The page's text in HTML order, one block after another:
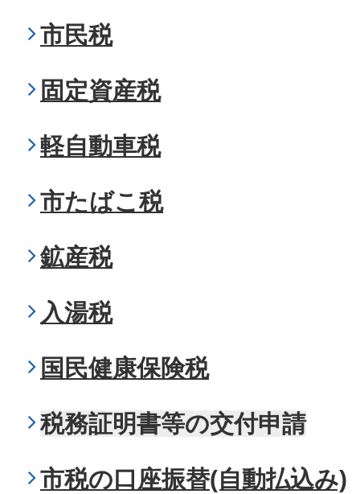
市民税
固定資産税
軽自動車税
市たばこ税
鉱産税
入湯税
国民健康保険税
税務証明書等の交付申請
市税の口座振替(自動払込み)